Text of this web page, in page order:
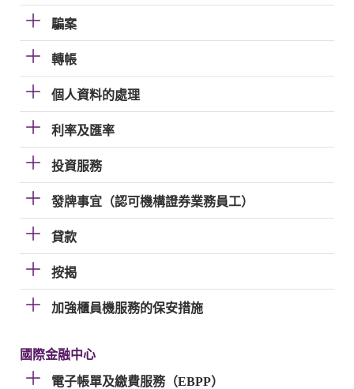
騙案
轉帳
個人資料的處理
利率及匯率
投資服務
發牌事宜（認可機構證券業務員工）
貸款
按揭
加強櫃員機服務的保安措施
國際金融中心
電子帳單及繳費服務（EBPP）